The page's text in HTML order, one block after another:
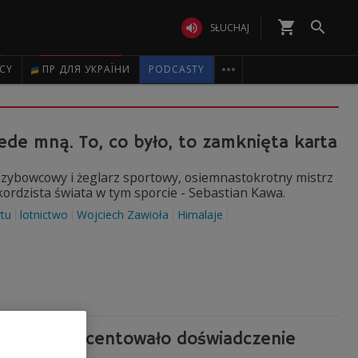
 SŁUCHAJ shopping_cart 
ПР ДЛЯ УКРАЇНИ PODCASTY 
mną. To, co było, to zamknięta karta
i żeglarz sportowy, osiemnastokrotny mistrz
świata w tym sporcie - Sebastian Kawa.
lotnictwo Wojciech Zawioła Himalaje
zaprocentowało doświadczenie